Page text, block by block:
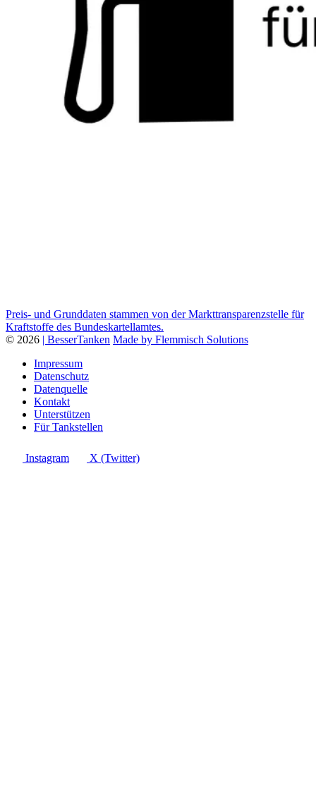
Preis- und Grunddaten stammen von der Markttransparenzstelle für
Kraftstoffe des Bundeskartellamtes.
© 2026 | BesserTanken Made by Flemmisch Solutions
Impressum
Datenschutz
Datenquelle
Kontakt
Unterstützen
Für Tankstellen
Instagram X (Twitter)